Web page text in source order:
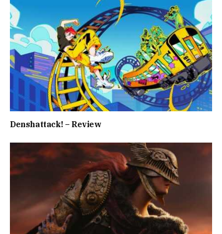
Denshattack! – Review